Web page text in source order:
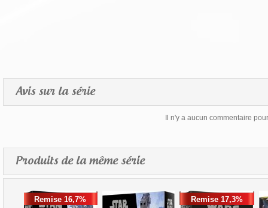
Avis sur la série
Il n'y a aucun commentaire
Produits de la même série
Remise 16,7% Remise 17,3%